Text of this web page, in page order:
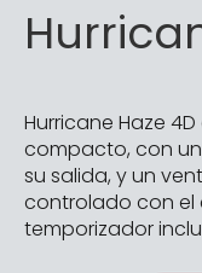
Hurricane Haze
compacto, con
su salida, y un
controlado con el
temporizador